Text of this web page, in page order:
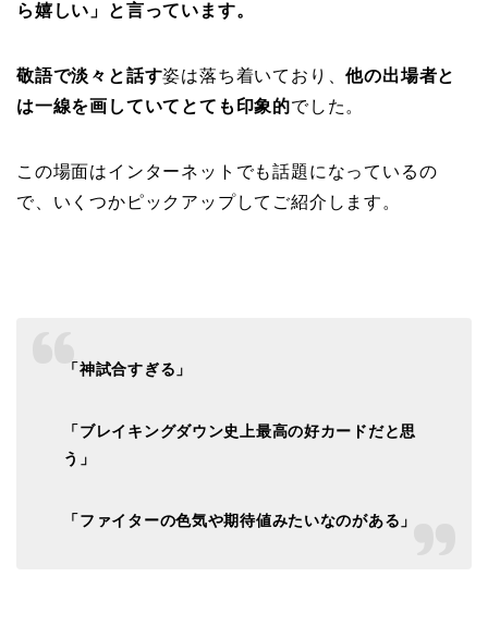
ら嬉しい」と言っています。
敬語で淡々と話す姿は落ち着いており、他の出場者と
は一線を画していてとても印象的でした。
この場面はインターネットでも話題になっているの
で、いくつかピックアップしてご紹介します。
「神試合すぎる」
「ブレイキングダウン史上最高の好カードだと思
う」
「ファイターの色気や期待値みたいなのがある」